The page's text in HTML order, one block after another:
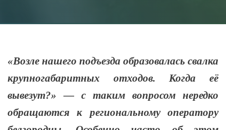
«Возле нашего подъезда образовалась свалка
крупногабаритных отходов. Когда её
вывезут?» — с таким вопросом нередко
обращаются к региональному оператору